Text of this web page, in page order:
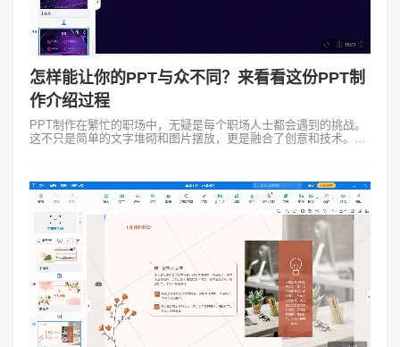
怎样能让你的PPT与众不同？来看看这份PPT制
作介绍过程
PPT制作在繁忙的职场中，无疑是每个职场人士都会遇到的挑战。
这不只是简单的文字堆砌和图片摆放，更是融合了创意和技术。今